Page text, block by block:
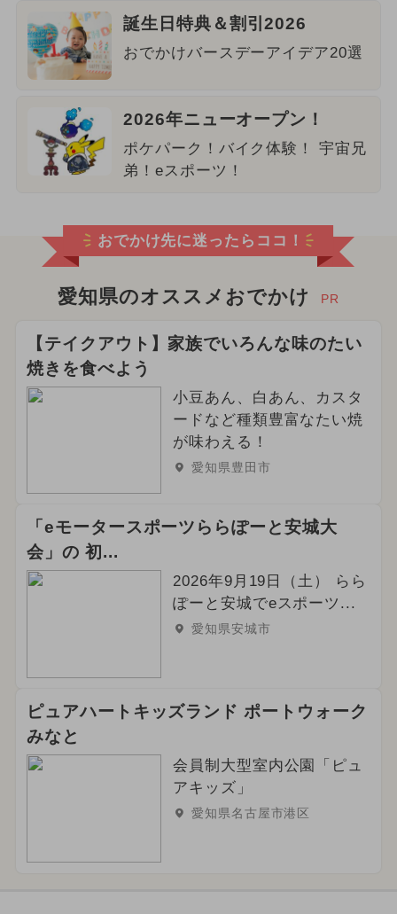
誕生日特典＆割引2026
おでかけバースデーアイデア20選
2026年ニューオープン！
ポケパーク！バイク体験！ 宇宙兄
弟！eスポーツ！
おでかけ先に迷ったらココ！
愛知県のオススメおでかけ PR
【テイクアウト】家族でいろんな味のたい
焼きを食べよう
小豆あん、白あん、カスタ
ードなど種類豊富なたい焼
が味わえる！
愛知県豊田市
「eモータースポーツららぽーと安城大
会」の 初...
2026年9月19日（土） らら
ぽーと安城でeスポーツ...
愛知県安城市
ピュアハートキッズランド ポートウォーク
みなと
会員制大型室内公園「ピュ
アキッズ」
愛知県名古屋市港区